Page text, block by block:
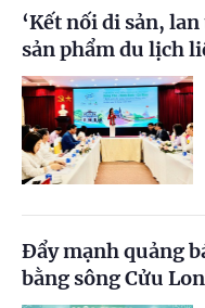
‘Kết nối di sản,
sản phẩm du lịch
Đẩy mạnh quảng
bằng sông Cửu